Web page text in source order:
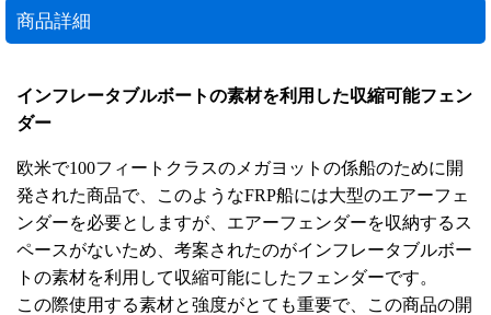
商品詳細
インフレータブルボートの素材を利用した収縮可能フェン
ダー
欧米で100フィートクラスのメガヨットの係船のために開
発された商品で、このようなFRP船には大型のエアーフェ
ンダーを必要としますが、エアーフェンダーを収納するス
ペースがないため、考案されたのがインフレータブルボー
トの素材を利用して収縮可能にしたフェンダーです。
この際使用する素材と強度がとても重要で、この商品の開